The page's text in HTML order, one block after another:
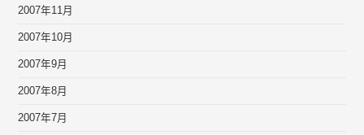
2007年11月
2007年10月
2007年9月
2007年8月
2007年7月